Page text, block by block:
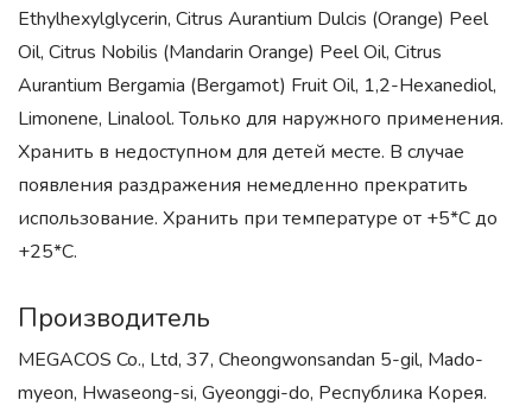
Ethylhexylglycerin, Citrus Aurantium Dulcis (Orange) Peel
Oil, Citrus Nobilis (Mandarin Orange) Peel Oil, Citrus
Aurantium Bergamia (Bergamot) Fruit Oil, 1,2-Hexanediol,
Limonene, Linalool. Только для наружного применения.
Хранить в недоступном для детей месте. В случае
появления раздражения немедленно прекратить
использование. Хранить при температуре от +5*С до
+25*С.
Производитель
MEGACOS Co., Ltd, 37, Cheongwonsandan 5-gil, Mado-
myeon, Hwaseong-si, Gyeonggi-do, Республика Корея.